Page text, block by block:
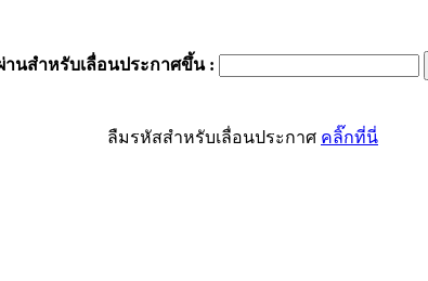
านสำหรับเลื่อนประกาศขึ้น:
ลืมรหัสสำหรับเลื่อนประกาศ คลิ๊กที่นี่